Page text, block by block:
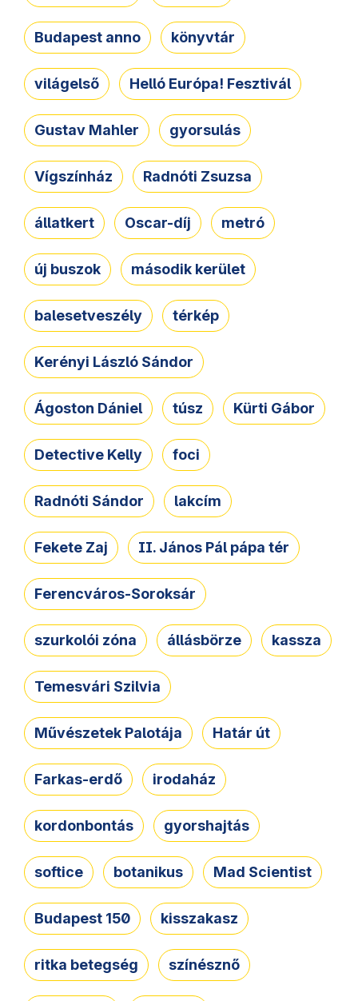
Budapest anno könyvtár
világelső Helló Európa! Fesztivál
Gustav Mahler gyorsulás
Vígszínház Radnóti Zsuzsa
állatkert Oscar-díj metró
új buszok második kerület
balesetveszély térkép
Kerényi László Sándor
Ágoston Dániel túsz Kürti Gábor
Detective Kelly foci
Radnóti Sándor lakcím
Fekete Zaj II. János Pál pápa tér
Ferencváros-Soroksár
szurkolói zóna állásbörze kassza
Temesvári Szilvia
Művészetek Palotája Határ út
Farkas-erdő irodaház
kordonbontás gyorshajtás
softice botanikus Mad Scientist
Budapest 150 kisszakasz
ritka betegség színésznő